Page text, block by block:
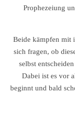
Prophezeiung
Beide kämpfen mit
sich fragen, ob
selbst
Dabei ist es vor
beginnt und bald